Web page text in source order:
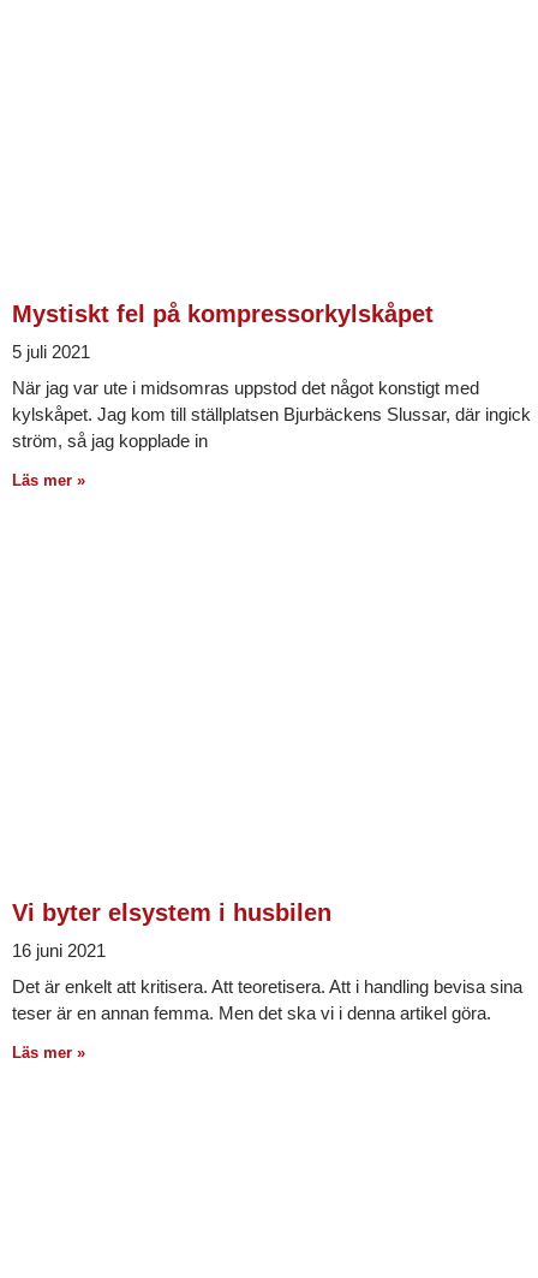
Mystiskt fel på kompressorkylskåpet
5 juli 2021
När jag var ute i midsomras uppstod det något konstigt med
kylskåpet. Jag kom till ställplatsen Bjurbäckens Slussar, där ingick
ström, så jag kopplade in
Läs mer »
Vi byter elsystem i husbilen
16 juni 2021
Det är enkelt att kritisera. Att teoretisera. Att i handling bevisa sina
teser är en annan femma. Men det ska vi i denna artikel göra.
Läs mer »